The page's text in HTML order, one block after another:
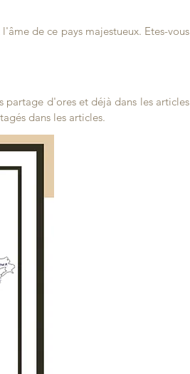
de ce pays majestueux. Etes-vous
partage d'ores et déjà dans les articles
dans les articles.